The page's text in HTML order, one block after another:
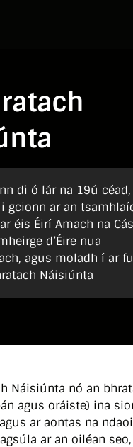
di ó lár na 19ú céad,
gcionn ar an
éis Éirí Amach na
d’Éire nua
agus moladh í ar
Náisiúnta
Náisiúnta nó an
agus oráiste) ina
ar aontas na
ar an oiléan